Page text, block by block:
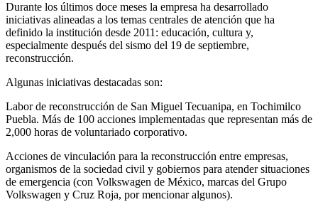
Durante los últimos doce meses la empresa ha desarrollado
iniciativas alineadas a los temas centrales de atención que ha
definido la institución desde 2011: educación, cultura y,
especialmente después del sismo del 19 de septiembre,
reconstrucción.
Algunas iniciativas destacadas son:
Labor de reconstrucción de San Miguel Tecuanipa, en Tochimilco
Puebla. Más de 100 acciones implementadas que representan más de
2,000 horas de voluntariado corporativo.
Acciones de vinculación para la reconstrucción entre empresas,
organismos de la sociedad civil y gobiernos para atender situaciones
de emergencia (con Volkswagen de México, marcas del Grupo
Volkswagen y Cruz Roja, por mencionar algunos).